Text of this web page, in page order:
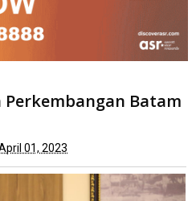
Batam Kepada Dewas
Perkembangan Batam
01, 2023